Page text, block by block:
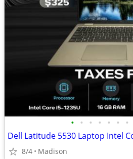
• • • • • • •
8/4 Madison